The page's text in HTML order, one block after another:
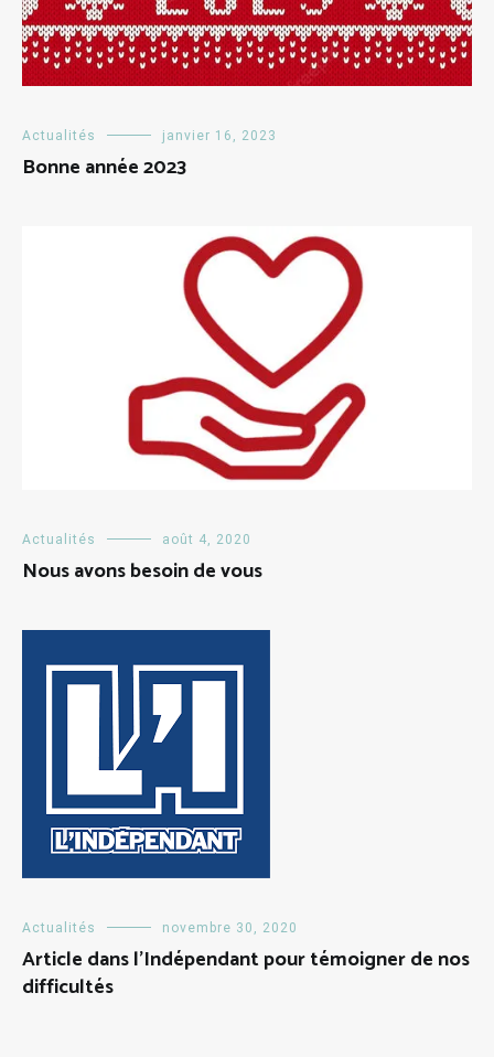
Actualités janvier 16, 2023
Bonne année 2023
Actualités août 4, 2020
Nous avons besoin de vous
Actualités novembre 30, 2020
Article dans l’Indépendant pour témoigner de nos
difficultés